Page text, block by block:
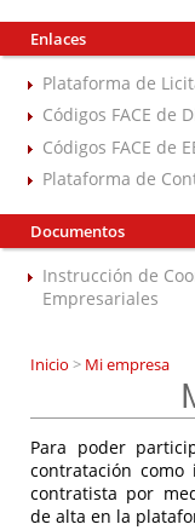
Enlaces
Plataforma de
Códigos FACE de
Códigos FACE de
Plataforma de
Documentos
Instrucción de
Empresariales
Inicio > Mi empresa
Para poder
contratación como
contratista por
de alta en la